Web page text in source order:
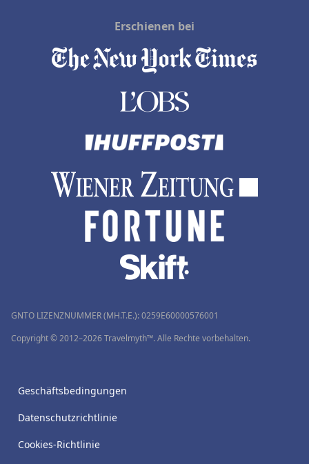
Erschienen bei
GNTO LIZENZNUMMER (MH.T.E.): 0259Ε60000576001
Copyright © 2012–2026 Travelmyth™. Alle Rechte vorbehalten.
Geschäftsbedingungen
Datenschutzrichtlinie
Cookies-Richtlinie